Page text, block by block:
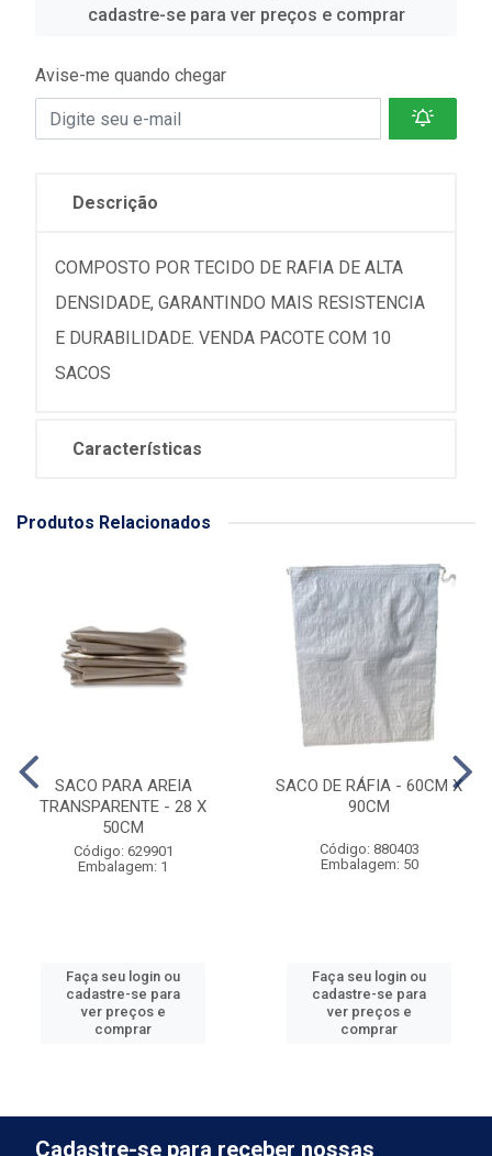
cadastre-se para ver preços e comprar
Avise-me quando chegar
Descrição
COMPOSTO POR TECIDO DE RAFIA DE ALTA
DENSIDADE, GARANTINDO MAIS RESISTENCIA
E DURABILIDADE. VENDA PACOTE COM 10
SACOS
Características
Produtos Relacionados
SACO PARA AREIA
TRANSPARENTE - 28 X
50CM
Código: 629901
Embalagem: 1
Faça seu login ou
cadastre-se para
ver preços e
comprar
SACO DE RÁFIA - 60CM X
90CM
Código: 880403
Embalagem: 50
Faça seu login ou
cadastre-se para
ver preços e
comprar
Cadastre-se para receber nossas